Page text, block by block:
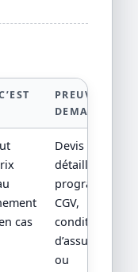
PREUVE À
DEMANDER
cas
Devis
détaillé,
programme,
CGV,
conditions
d’assurance
ou